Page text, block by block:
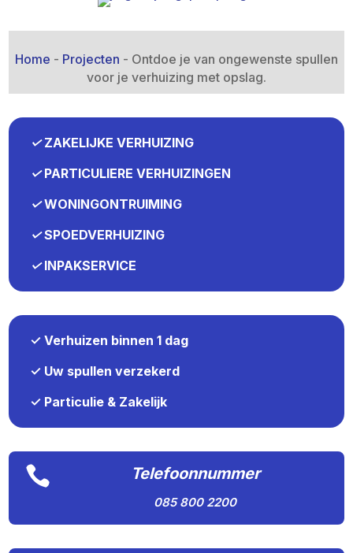
Home - Projecten - Ontdoe je van ongewenste spullen
voor je verhuizing met opslag.​
✓ZAKELIJKE VERHUIZING
✓PARTICULIERE VERHUIZINGEN
✓WONINGONTRUIMING
✓SPOEDVERHUIZING
✓INPAKSERVICE
✓ Verhuizen binnen 1 dag
✓ Uw spullen verzekerd
✓ Particulie & Zakelijk
 Telefoonnummer
085 800 2200